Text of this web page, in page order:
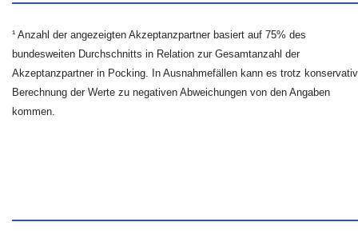
¹ Anzahl der angezeigten Akzeptanzpartner basiert auf 75% des
bundesweiten Durchschnitts in Relation zur Gesamtanzahl der
Akzeptanzpartner in Pocking. In Ausnahmefällen kann es trotz
Berechnung der Werte zu negativen Abweichungen von den Angaben
kommen.